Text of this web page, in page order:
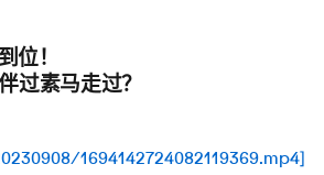
位！
过素马走过？
1694142724082119369.mp4]